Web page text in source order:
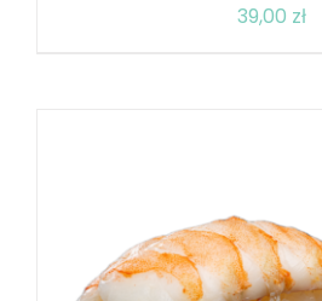
39,00 zł
DODAJ DO KOSZYKA /